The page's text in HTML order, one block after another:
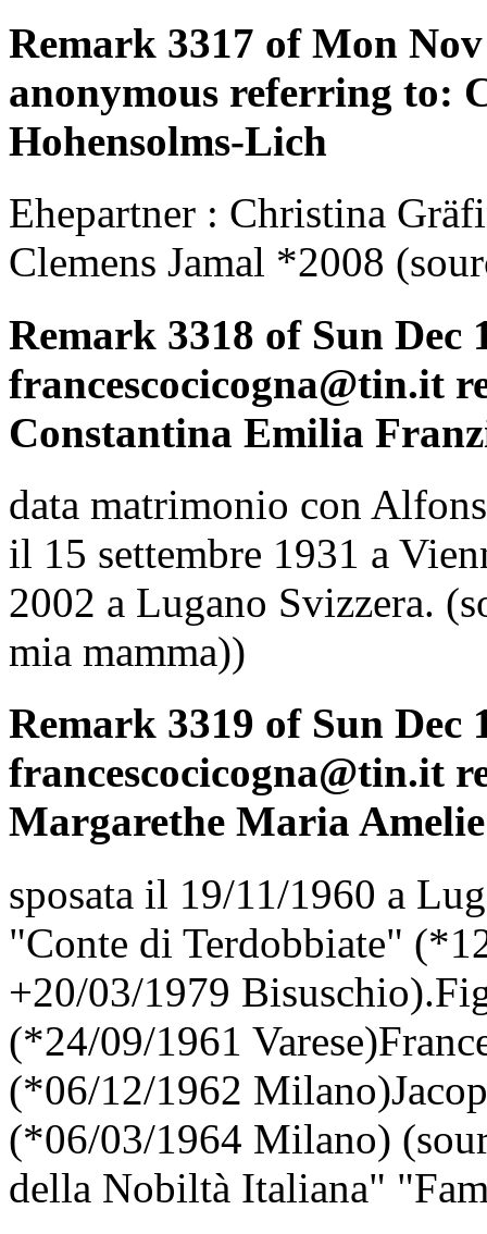
Remark 3317 of Mon
anonymous referring to:
Hohensolms-Lich
Ehepartner : Christina
Clemens Jamal *2008
Remark 3318 of Sun Dec
francescocicogna@tin.it
Constantina Emilia
data matrimonio con
il 15 settembre 1931 a
2002 a Lugano Svizzera.
mia mamma))
Remark 3319 of Sun Dec
francescocicogna@tin.it
Margarethe Maria
sposata il 19/11/1960 a
"Conte di Terdobbiate"
+20/03/1979
(*24/09/1961
(*06/12/1962
(*06/03/1964 Milano)
della Nobiltà Italiana"